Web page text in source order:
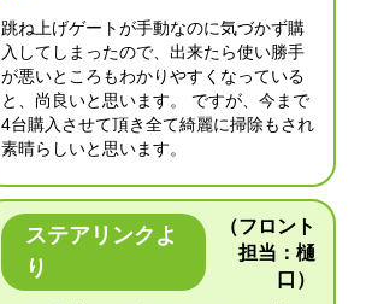
跳ね上げゲートが手動なのに気づかず購
入してしまったので、出来たら使い勝手
が悪いところもわかりやすくなっている
と、尚良いと思います。 ですが、今まで
4台購入させて頂き全て綺麗に掃除もされ
素晴らしいと思います。
ステアリンクよ
り
（フロント
担当：樋
口）